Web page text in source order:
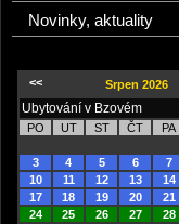
Novinky, aktuality
<< Srpen 2026
Ubytování v Bzovém
PO UT ST ČT PA
3
4 5 6 7
10
11 12 13 14
17
18 19 20 21
24
25 26 27 28